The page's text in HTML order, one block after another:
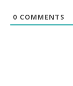
0 COMMENTS